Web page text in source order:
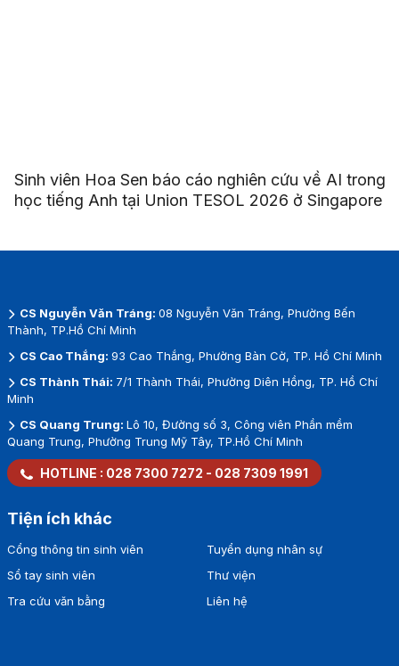
Sinh viên Hoa Sen báo cáo nghiên cứu về AI trong
học tiếng Anh tại Union TESOL 2026 ở Singapore
CS Nguyễn Văn Tráng: 08 Nguyễn Văn Tráng, Phường Bến
Thành, TP.Hồ Chí Minh
CS Cao Thắng: 93 Cao Thắng, Phường Bàn Cờ, TP. Hồ Chí Minh
CS Thành Thái: 7/1 Thành Thái, Phường Diên Hồng, TP. Hồ Chí
Minh
CS Quang Trung: Lô 10, Đường số 3, Công viên Phần mềm
Quang Trung, Phường Trung Mỹ Tây, TP.Hồ Chí Minh
HOTLINE : 028 7300 7272 - 028 7309 1991
Tiện ích khác
Cổng thông tin sinh viên
Sổ tay sinh viên
Tra cứu văn bằng
Tuyển dụng nhân sự
Thư viện
Liên hệ